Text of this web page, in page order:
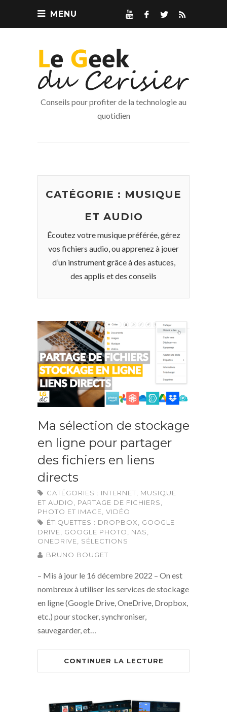
MENU
Conseils pour profiter de la technologie au
quotidien
CATÉGORIE : MUSIQUE
ET AUDIO
Écoutez votre musique préférée, gérez
vos fichiers audio, ou apprenez à jouer
d’un instrument grâce à des astuces,
des applis et des conseils
Ma sélection de stockage
en ligne pour partager
des fichiers en liens
directs
CATÉGORIES : INTERNET
MUSIQUE
ET AUDIO
PARTAGE DE FICHIERS
PHOTO ET IMAGE
VIDÉO
ÉTIQUETTES : DROPBOX
GOOGLE
DRIVE
GOOGLE PHOTO NAS
ONEDRIVE
SÉLECTIONS
BRUNO BOUGET
– Mis à jour le 16 décembre 2022 – On est
nombreux à utiliser les services de stockage
en ligne (Google Drive, OneDrive, Dropbox,
etc.) pour stocker, synchroniser,
sauvegarder, et…
CONTINUER LA LECTURE